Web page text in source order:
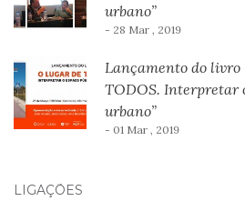
urbano”
- 28 Mar , 2019
Lançamento do livro
TODOS. Interpretar
urbano”
- 01 Mar , 2019
LIGAÇÕES